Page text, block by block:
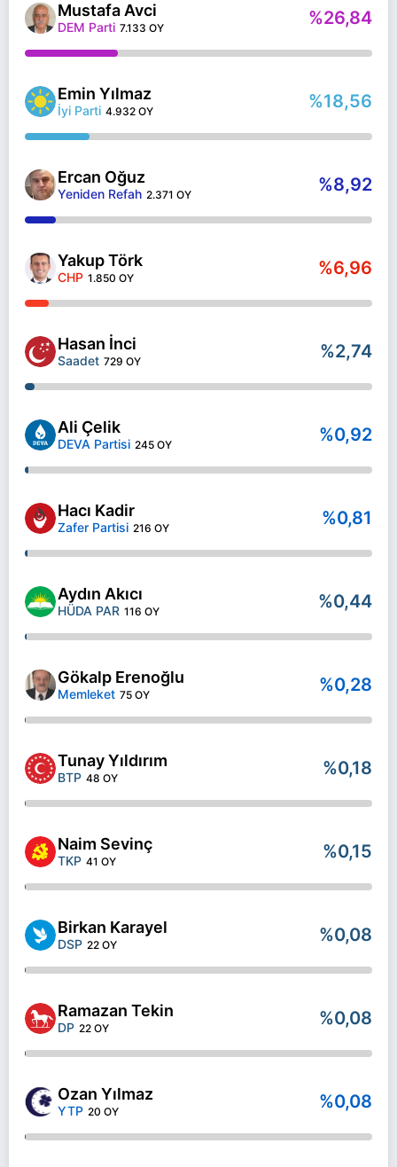
Mustafa Avci
DEM Parti 7.133 OY %26,84
Emin Yılmaz
İyi Parti 4.932 OY %18,56
Ercan Oğuz
Yeniden Refah 2.371 OY %8,92
Yakup Törk
CHP 1.850 OY %6,96
Hasan İnci
Saadet 729 OY %2,74
Ali Çelik
DEVA Partisi 245 OY %0,92
Hacı Kadir
Zafer Partisi 216 OY %0,81
Aydın Akıcı
HÜDA PAR 116 OY %0,44
Gökalp Erenoğlu
Memleket 75 OY %0,28
Tunay Yıldırım
BTP 48 OY %0,18
Naim Sevinç
TKP 41 OY %0,15
Birkan Karayel
DSP 22 OY %0,08
Ramazan Tekin
DP 22 OY %0,08
Ozan Yılmaz
YTP 20 OY %0,08